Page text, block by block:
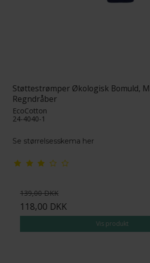
Støttestrømper Økologisk Bomuld,
Regndråber
EcoCotton
24-4040-1
Se størrelsesskema her
139,00 DKK
118,00 DKK
Vis produkt